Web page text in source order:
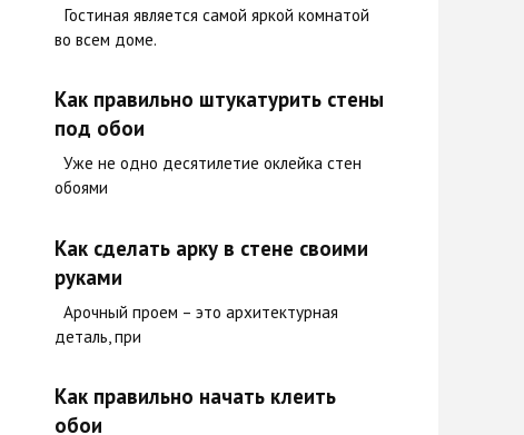
Гостиная является самой яркой комнатой
во всем доме.
Как правильно штукатурить стены
под обои
Уже не одно десятилетие оклейка стен
обоями
Как сделать арку в стене своими
руками
Арочный проем – это архитектурная
деталь, при
Как правильно начать клеить
обои